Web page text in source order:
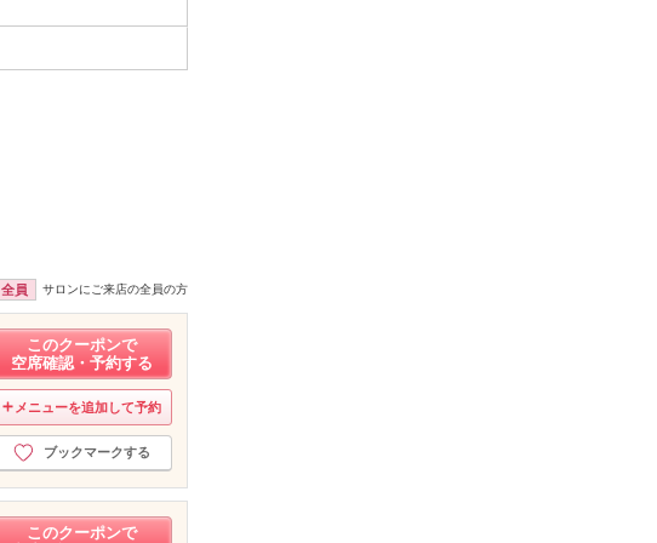
全員 サロンにご来店の全員の方
このクーポンで
空席確認・予約する
メニューを追加して予約
ブックマークする
このクーポンで